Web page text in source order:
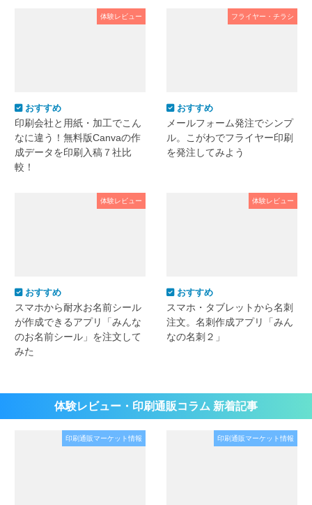
体験レビュー
おすすめ
印刷会社と用紙・加工でこん
なに違う！無料版Canvaの作
成データを印刷入稿７社比
較！
フライヤー・チラシ
おすすめ
メールフォーム発注でシンプ
ル。こがわでフライヤー印刷
を発注してみよう
体験レビュー
おすすめ
スマホから耐水お名前シール
が作成できるアプリ「みんな
のお名前シール」を注文して
みた
体験レビュー
おすすめ
スマホ・タブレットから名刺
注文。名刺作成アプリ「みん
なの名刺２」
体験レビュー・印刷通販コラム 新着記事
印刷通販マーケット情報 印刷通販マーケット情報